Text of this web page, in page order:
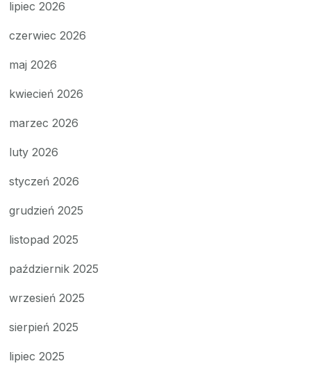
lipiec 2026
czerwiec 2026
maj 2026
kwiecień 2026
marzec 2026
luty 2026
styczeń 2026
grudzień 2025
listopad 2025
październik 2025
wrzesień 2025
sierpień 2025
lipiec 2025